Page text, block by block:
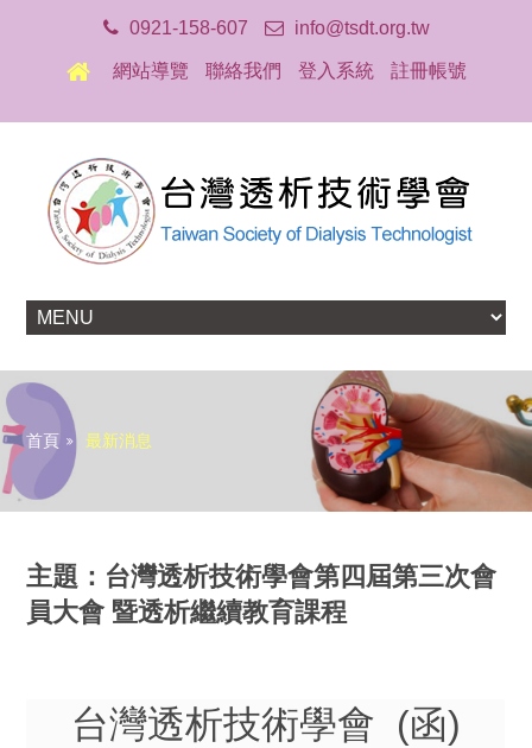
0921-158-607 info@tsdt.org.tw
網站導覽 聯絡我們 登入系統 註冊帳號
首頁 最新消息
主題：台灣透析技術學會第四屆第三次會
員大會 暨透析繼續教育課程
台灣透析技術學會 (函)